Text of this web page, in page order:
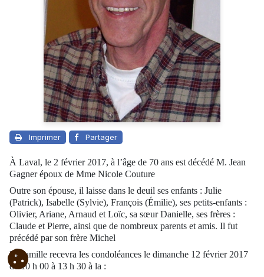
Imprimer Partager
À Laval, le 2 février 2017, à l’âge de 70 ans est décédé M. Jean
Gagner époux de Mme Nicole Couture
Outre son épouse, il laisse dans le deuil ses enfants : Julie
(Patrick), Isabelle (Sylvie), François (Émilie), ses petits-enfants :
Olivier, Ariane, Arnaud et Loïc, sa sœur Danielle, ses frères :
Claude et Pierre, ainsi que de nombreux parents et amis. Il fut
précédé par son frère Michel
La famille recevra les condoléances le dimanche 12 février 2017
de 10 h 00 à 13 h 30 à la :